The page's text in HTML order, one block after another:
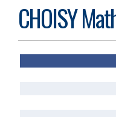
CHOISY